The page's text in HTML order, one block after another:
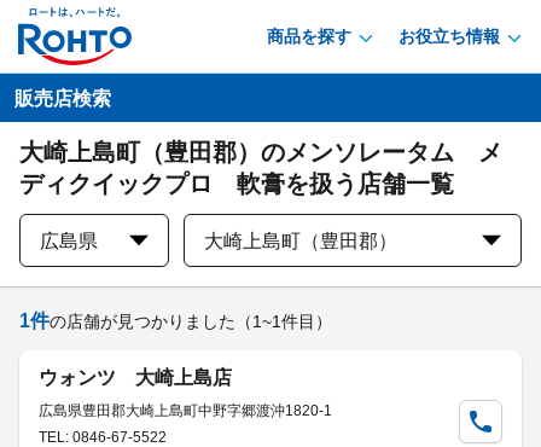
商品を探す お役立ち情報
販売店検索
大崎上島町（豊田郡）のメンソレータム メ
ディクイックプロ 軟膏を扱う店舗一覧
広島県 大崎上島町（豊田郡）
1件の店舗が見つかりました （1~1件目）
ウォンツ 大崎上島店
広島県豊田郡大崎上島町中野字郷渡沖1820-1
TEL: 0846-67-5522